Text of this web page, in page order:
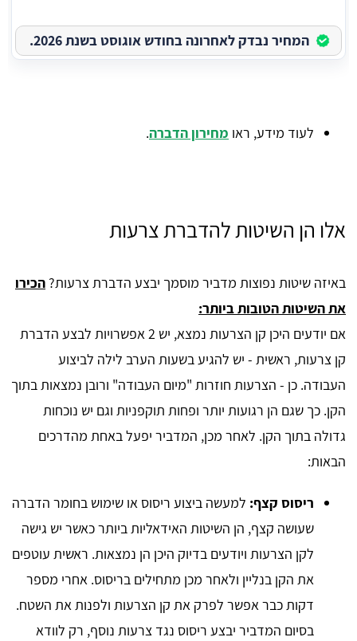
המחיר נבדק לאחרונה בחודש אוגוסט בשנת 2026.
לעוד מידע, ראו מחירון הדברה.
אלו הן השיטות להדברת צרעות
באיזה שיטות נפוצות מדביר מוסמך יבצע הדברת צרעות? הכירו
את השיטות הטובות ביותר:
אם יודעים היכן קן הצרעות נמצא, יש 2 אפשרויות לבצע הדברת
קן צרעות, ראשית - יש להגיע בשעות הערב לילה לביצוע
העבודה. כן - הצרעות חוזרות "מיום העבודה" ורובן נמצאות בתוך
הקן. כך שגם הן רגועות יותר ופחות תוקפניות וגם יש נוכחות
גדולה בתוך הקן. לאחר מכן, המדביר יפעל באחת מהדרכים
הבאות:
ריסוס קצף: למעשה ביצוע ריסוס או שימוש בחומר הדברה
שעושה קצף, הן השיטות האידאליות ביותר כאשר יש גישה
לקן הצרעות ויודעים בדיוק היכן הן נמצאות. ראשית עוטפים
את הקן בנליין ולאחר מכן מתחילים בריסוס. אחרי מספר
דקות כבר אפשר לפרק את קן הצרעות ולפנות את השטח.
בסיום המדביר יבצע ריסוס נגד צרעות נוסף, רק לוודא